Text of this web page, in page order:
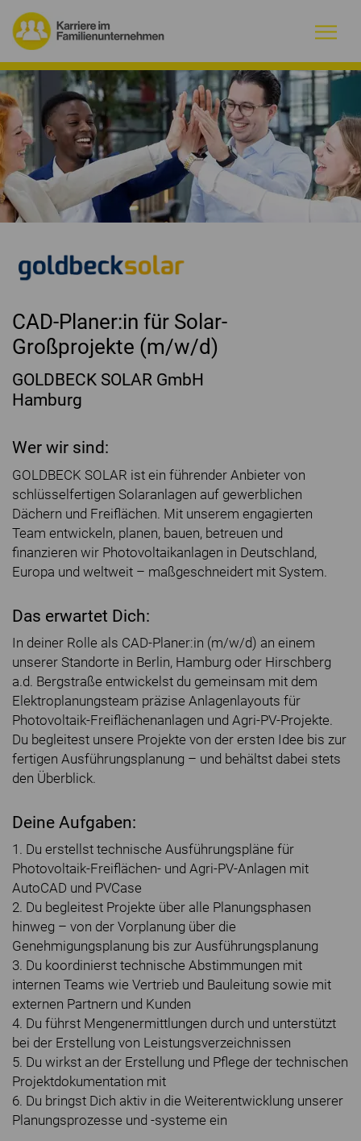
Warum Familienunternehmen?
Firmenprofile
Jobs
Magazin
Initiative
Kontakt
CAD-Planer:in für Solar-
Großprojekte (m/w/d)
GOLDBECK SOLAR GmbH
Hamburg
Wer wir sind:
GOLDBECK SOLAR ist ein führender Anbieter von
schlüsselfertigen Solaranlagen auf gewerblichen
Dächern und Freiflächen. Mit unserem engagierten
Team entwickeln, planen, bauen, betreuen und
finanzieren wir Photovoltaikanlagen in Deutschland,
Europa und weltweit – maßgeschneidert mit System.
Das erwartet Dich:
In deiner Rolle als CAD-Planer:in (m/w/d) an einem
unserer Standorte in Berlin, Hamburg oder Hirschberg
a.d. Bergstraße entwickelst du gemeinsam mit dem
Elektroplanungsteam präzise Anlagenlayouts für
Photovoltaik-Freiflächenanlagen und Agri-PV-Projekte.
Du begleitest unsere Projekte von der ersten Idee bis zur
fertigen Ausführungsplanung – und behältst dabei stets
den Überblick.
Deine Aufgaben:
1. Du erstellst technische Ausführungspläne für
Photovoltaik-Freiflächen- und Agri-PV-Anlagen mit
AutoCAD und PVCase
2. Du begleitest Projekte über alle Planungsphasen
hinweg – von der Vorplanung über die
Genehmigungsplanung bis zur Ausführungsplanung
3. Du koordinierst technische Abstimmungen mit
internen Teams wie Vertrieb und Bauleitung sowie mit
externen Partnern und Kunden
4. Du führst Mengenermittlungen durch und unterstützt
bei der Erstellung von Leistungsverzeichnissen
5. Du wirkst an der Erstellung und Pflege der technischen
Projektdokumentation mit
6. Du bringst Dich aktiv in die Weiterentwicklung unserer
Planungsprozesse und -systeme ein